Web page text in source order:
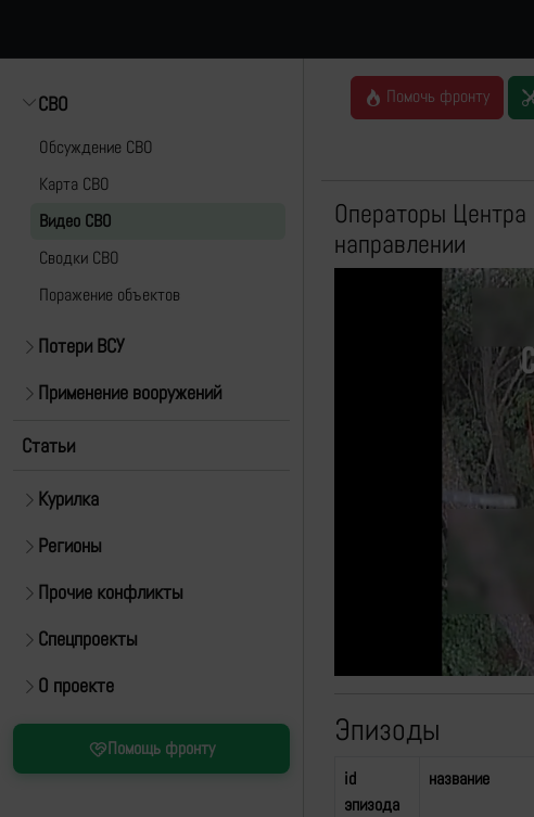
СВО
Обсуждение СВО
Карта СВО
Видео СВО
Cводки СВО
Поражение объектов
Потери ВСУ
Применение вооружений
Статьи
Курилка
Регионы
Прочие конфликты
Спецпроекты
О проекте
Помощь фронту
Помочь фронту
Операторы
направлении
Эпизоды
id
эпизода
название